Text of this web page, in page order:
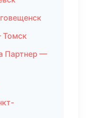
Томск
Партнер —